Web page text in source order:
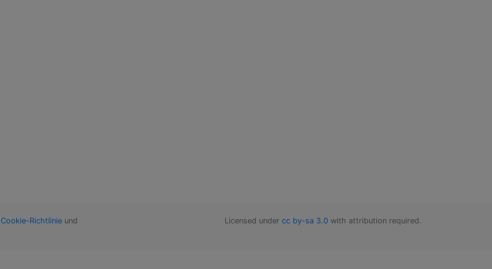
Cookie-Richtlinie und
Licensed under cc by-sa 3.0 with attribution required.